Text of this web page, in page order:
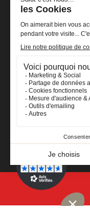
France
+33 (0)2